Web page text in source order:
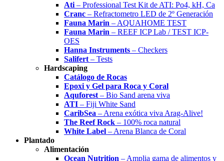
Ati – Professional Test Kit de ATI: Po4, kH, Ca
Cranc – Refractometro LED de 2º Generación
Fauna Marin – AQUAHOME TEST
Fauna Marin – REEF ICP Lab / TEST ICP-
OES
Hanna Instruments – Checkers
Salifert – Tests
Hardscaping
Catálogo de Rocas
Epoxi y Gel para Roca y Coral
Aquforest – Bio Sand arena viva
ATI – Fiji White Sand
CaribSea – Arena exótica viva Arag-Alive!
The Reef Rock – 100% roca natural
White Label – Arena Blanca de Coral
Plantado
Alimentación
Ocean Nutrition – Amplia gama de alimentos y